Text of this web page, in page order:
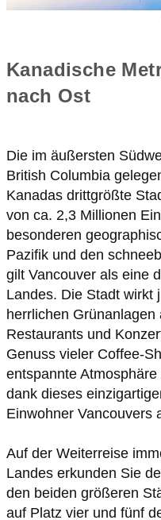
Kanadische
Die im äußersten
British Columbia
Kanadas drittgrößte
von ca. 2,3 Millionen
besonderen
Pazifik und den
gilt Vancouver als eine
Landes. Die Stadt wirkt
herrlichen
Restaurants und
Genuss vieler Coffee-
entspannte
dank dieses
Auf der Weiterreise
Landes erkunden Sie
den beiden größeren
auf Platz vier und fünf